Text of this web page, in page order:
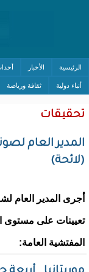
الرئيسية الأخبار
أنباء دولية ثقافة ورياضة
تحقيقات
المدير العام
(لائحة)
أجرى المدير العام
تعيينات على مستوى
المفتشية العامة: